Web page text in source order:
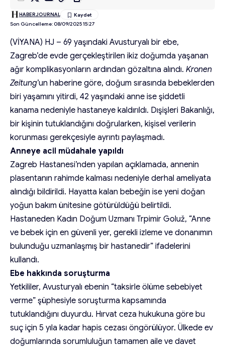
Son Güncelleme: 08/09/2025 15:27
HABERJOURNAL
(VİYANA) HJ – 69 yaşındaki Avusturyalı bir ebe,
Zagreb’de evde gerçekleştirilen ikiz doğumda yaşanan
ağır komplikasyonların ardından gözaltına alındı. Kronen
Zeitung’un haberine göre, doğum sırasında bebeklerden
biri yaşamını yitirdi, 42 yaşındaki anne ise şiddetli
kanama nedeniyle hastaneye kaldırıldı. Dışişleri Bakanlığı,
bir kişinin tutuklandığını doğrularken, kişisel verilerin
korunması gerekçesiyle ayrıntı paylaşmadı.
Anneye acil müdahale yapıldı
Zagreb Hastanesi’nden yapılan açıklamada, annenin
plasentanın rahimde kalması nedeniyle derhal ameliyata
alındığı bildirildi. Hayatta kalan bebeğin ise yeni doğan
yoğun bakım ünitesine götürüldüğü belirtildi.
Hastaneden Kadın Doğum Uzmanı Trpimir Goluž, “Anne
ve bebek için en güvenli yer, gerekli izleme ve donanımın
bulunduğu uzmanlaşmış bir hastanedir” ifadelerini
kullandı.
Ebe hakkında soruşturma
Yetkililer, Avusturyalı ebenin “taksirle ölüme sebebiyet
verme” şüphesiyle soruşturma kapsamında
tutuklandığını duyurdu. Hırvat ceza hukukuna göre bu
suç için 5 yıla kadar hapis cezası öngörülüyor. Ülkede ev
doğumlarında sorumluluğun tamamen aile ve davet